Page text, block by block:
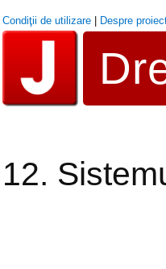
Condiţii de utilizare| Despre
12.